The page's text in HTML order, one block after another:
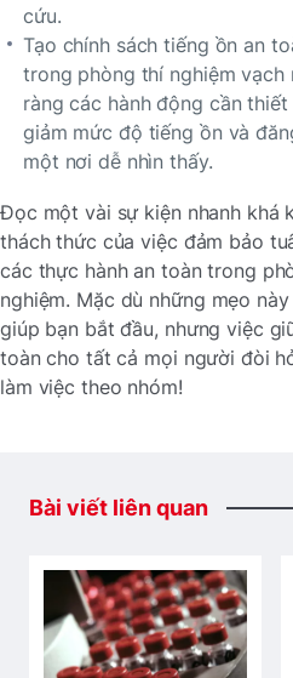
cứu.
Tạo chính sách tiếng ồn an
trong phòng thí nghiệm vạch
ràng các hành động cần thiết
giảm mức độ tiếng ồn và
một nơi dễ nhìn thấy.
Đọc một vài sự kiện nhanh khá
thách thức của việc đảm bảo
các thực hành an toàn trong
nghiệm. Mặc dù những mẹo
giúp bạn bắt đầu, nhưng việc
toàn cho tất cả mọi người đòi
làm việc theo nhóm!
Bài viết liênquan